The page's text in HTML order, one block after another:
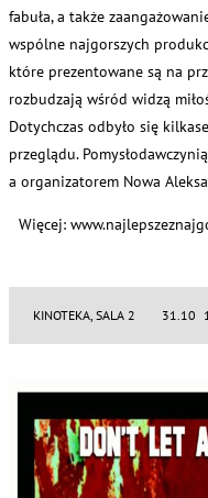
fabuła, a także
wspólne najgorszych
które prezentowane są na
rozbudzają wśród widzą
Dotychczas odbyło się
przeglądu.
a organizatorem Nowa
Więcej:
KINOTEKA, SALA 2 31.10